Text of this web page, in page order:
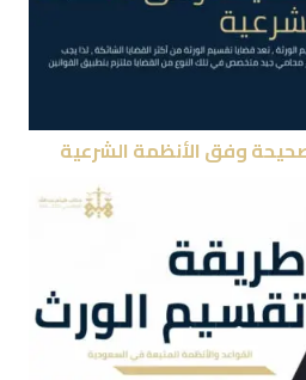
وفق الأنظمة الشرعية